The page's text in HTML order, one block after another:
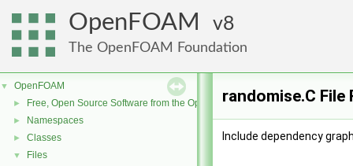
OpenFOAM 8
The OpenFOAM Foundation
▼ OpenFOAM
► Free, Open Source Software from the OpenFOAM Foundation
► Namespaces
► Classes
▼ Files
randomise.C File
Include dependency